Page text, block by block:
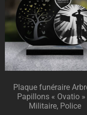
Plaque funéraire
Papillons « Ovatio
Militaire, Police